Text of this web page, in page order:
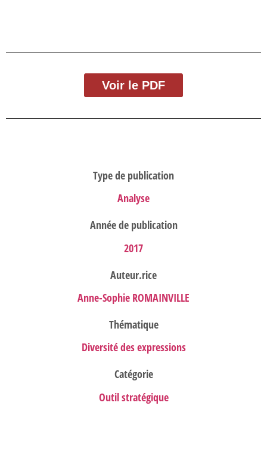
Voir le PDF
Type de publication
Analyse
Année de publication
2017
Auteur.rice
Anne-Sophie ROMAINVILLE
Thématique
Diversité des expressions
Catégorie
Outil stratégique